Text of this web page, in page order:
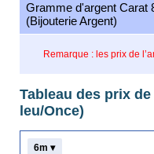
Remarque : les prix de
Gramme d'argent Carat
(Bijouterie Argent)
Tableau des prix
leu/Once)
6m ▾